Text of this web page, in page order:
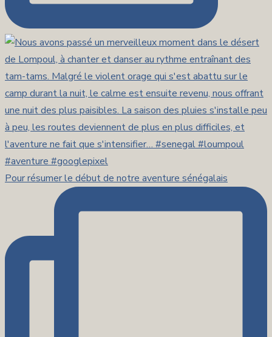
Pour résumer le début de notre aventure sénégalais